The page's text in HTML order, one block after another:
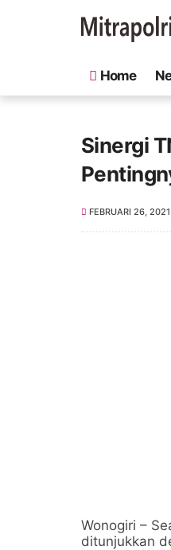
Home
Sinergi
FEBRUARI 26, 2021
Wonogiri –
ditunjukkan